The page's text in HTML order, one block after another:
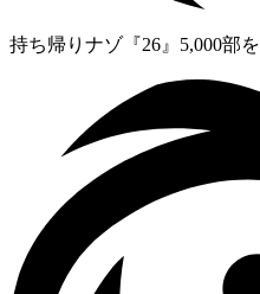
持ち帰りナゾ『26』5,000部を